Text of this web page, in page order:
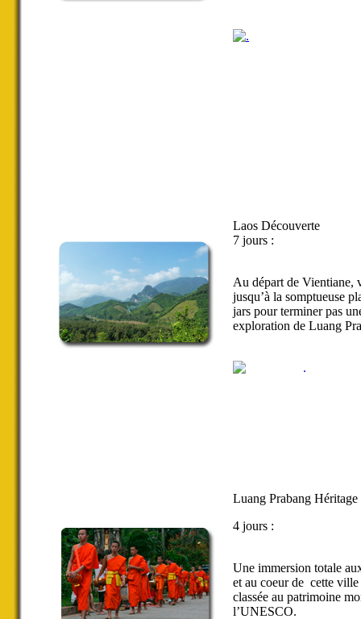
Laos Découverte
7 jours :
Au départ de Vientiane,
jusqu’à la somptueuse
jars pour terminer pas
exploration de Luang
Luang Prabang Héritage
4 jours :
Une immersion totale
et au coeur de cette
classée au patrimoine
l’UNESCO.